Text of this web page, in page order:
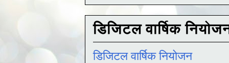
डिजिटल वार्षिक
डिजिटल वार्षिक नियोजन